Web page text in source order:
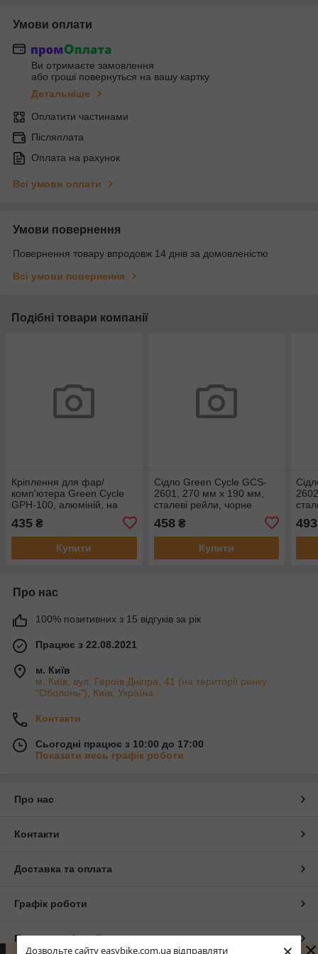
Дозвольте сайту easybike.com.ua відправляти
Умови оплати
Ви отримаєте замовлення
або гроші повернуться на вашу картку
Детальніше
Оплатити частинами
Післяплата
Оплата на рахунок
Всі умови оплати
Умови повернення
Повернення товару впродовж 14 днів за домовленістю
Всі умови повернення
Подібні товари компанії
Кріплення для фар/
комп'ютера Green Cycle
GPH-100, алюміній, на
435 ₴
Купити
Сідло Green Cycle GCS-
2601, 270 мм x 190 мм,
сталеві рейли, чорне
458₴
Купити
493
Про нас
100% позитивних з 15 відгуків за рік
Працює з 22.08.2021
м. Київ
м. Київ, вул. Героїв Дніпра, 41 (на території ринку
"Оболонь"), Київ, Україна
Контакти
Сьогодні працює з 10:00 до 17:00
Показати весь графік роботи
Про нас
Контакти
Доставка та оплата
Графік роботи
Повна версія сайту